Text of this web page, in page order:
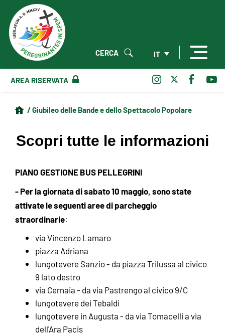
IT
CERCA
AREA RISERVATA
/ Giubileo delle Bande e dello Spettacolo Popolare
Scopri tutte le informazioni
PIANO GESTIONE BUS PELLEGRINI
- Per la giornata di sabato 10 maggio, sono state
attivate le seguenti aree di parcheggio
straordinarie:
via Vincenzo Lamaro
piazza Adriana
lungotevere Sanzio - da piazza Trilussa al civico
9 lato destro
via Cernaia - da via Pastrengo al civico 9/C
lungotevere dei Tebaldi
lungotevere in Augusta - da via Tomacelli a via
dell'Ara Pacis